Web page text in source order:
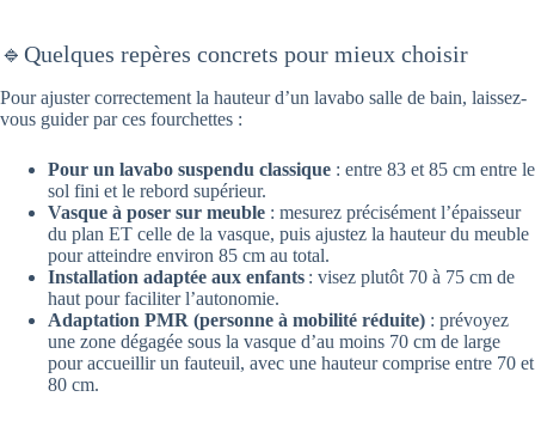
🔹Quelques repères concrets pour mieux choisir
Pour ajuster correctement la hauteur d’un lavabo salle de bain, laissez-
vous guider par ces fourchettes :
Pour un lavabo suspendu classique : entre 83 et 85 cm entre le
sol fini et le rebord supérieur.
Vasque à poser sur meuble : mesurez précisément l’épaisseur
du plan ET celle de la vasque, puis ajustez la hauteur du meuble
pour atteindre environ 85 cm au total.
Installation adaptée aux enfants : visez plutôt 70 à 75 cm de
haut pour faciliter l’autonomie.
Adaptation PMR (personne à mobilité réduite) : prévoyez
une zone dégagée sous la vasque d’au moins 70 cm de large
pour accueillir un fauteuil, avec une hauteur comprise entre 70 et
80 cm.